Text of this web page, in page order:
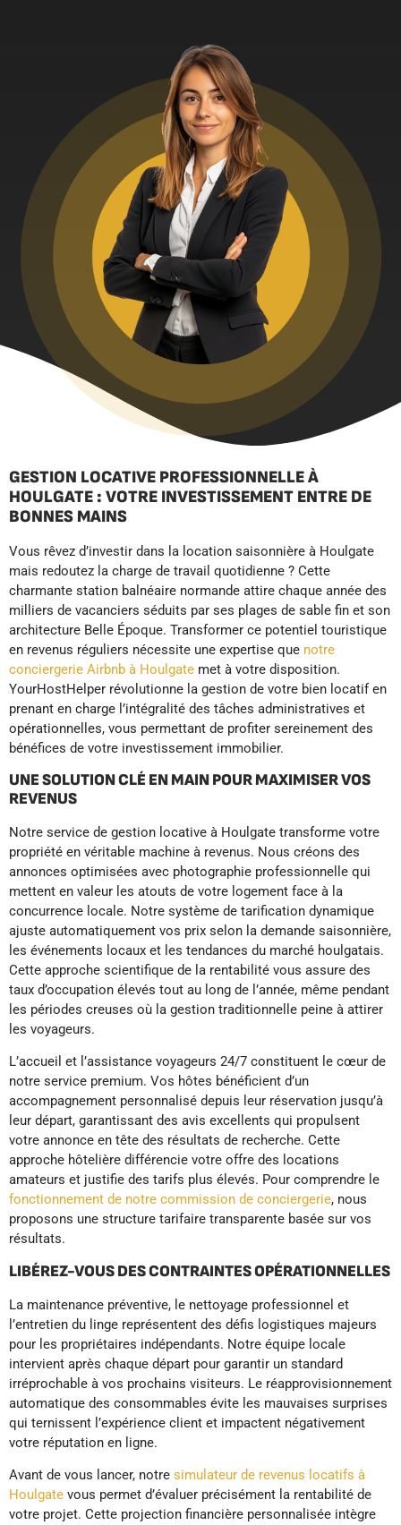
GESTION LOCATIVE PROFESSIONNELLE À
HOULGATE : VOTRE INVESTISSEMENT ENTRE DE
BONNES MAINS
Vous rêvez d’investir dans la location saisonnière à Houlgate
mais redoutez la charge de travail quotidienne ? Cette
charmante station balnéaire normande attire chaque année des
milliers de vacanciers séduits par ses plages de sable fin et son
architecture Belle Époque. Transformer ce potentiel touristique
en revenus réguliers nécessite une expertise que notre
conciergerie Airbnb à Houlgate met à votre disposition.
YourHostHelper révolutionne la gestion de votre bien locatif en
prenant en charge l’intégralité des tâches administratives et
opérationnelles, vous permettant de profiter sereinement des
bénéfices de votre investissement immobilier.
UNE SOLUTION CLÉ EN MAIN POUR MAXIMISER VOS
REVENUS
Notre service de gestion locative à Houlgate transforme votre
propriété en véritable machine à revenus. Nous créons des
annonces optimisées avec photographie professionnelle qui
mettent en valeur les atouts de votre logement face à la
concurrence locale. Notre système de tarification dynamique
ajuste automatiquement vos prix selon la demande saisonnière,
les événements locaux et les tendances du marché houlgatais.
Cette approche scientifique de la rentabilité vous assure des
taux d’occupation élevés tout au long de l’année, même pendant
les périodes creuses où la gestion traditionnelle peine à attirer
les voyageurs.
L’accueil et l’assistance voyageurs 24/7 constituent le cœur de
notre service premium. Vos hôtes bénéficient d’un
accompagnement personnalisé depuis leur réservation jusqu’à
leur départ, garantissant des avis excellents qui propulsent
votre annonce en tête des résultats de recherche. Cette
approche hôtelière différencie votre offre des locations
amateurs et justifie des tarifs plus élevés. Pour comprendre le
fonctionnement de notre commission de conciergerie, nous
proposons une structure tarifaire transparente basée sur vos
résultats.
LIBÉREZ-VOUS DES CONTRAINTES OPÉRATIONNELLES
La maintenance préventive, le nettoyage professionnel et
l’entretien du linge représentent des défis logistiques majeurs
pour les propriétaires indépendants. Notre équipe locale
intervient après chaque départ pour garantir un standard
irréprochable à vos prochains visiteurs. Le réapprovisionnement
automatique des consommables évite les mauvaises surprises
qui ternissent l’expérience client et impactent négativement
votre réputation en ligne.
Avant de vous lancer, notre simulateur de revenus locatifs à
Houlgate vous permet d’évaluer précisément la rentabilité de
votre projet. Cette projection financière personnalisée intègre